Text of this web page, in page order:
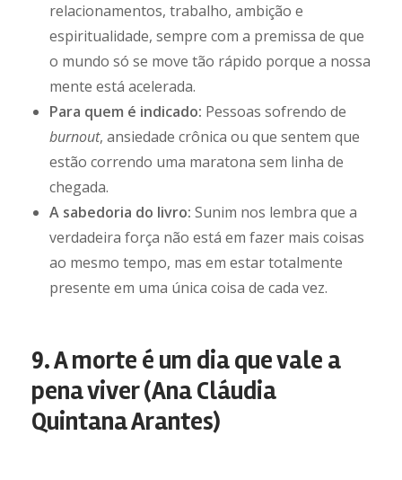
relacionamentos, trabalho, ambição e
espiritualidade, sempre com a premissa de que
o mundo só se move tão rápido porque a nossa
mente está acelerada.
Para quem é indicado: Pessoas sofrendo de
burnout, ansiedade crônica ou que sentem que
estão correndo uma maratona sem linha de
chegada.
A sabedoria do livro: Sunim nos lembra que a
verdadeira força não está em fazer mais coisas
ao mesmo tempo, mas em estar totalmente
presente em uma única coisa de cada vez.
9. A morte é um dia que vale a
pena viver (Ana Cláudia
Quintana Arantes)